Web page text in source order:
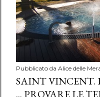
Pubblicato da Alice delle
SAINT
... PROVARE LE